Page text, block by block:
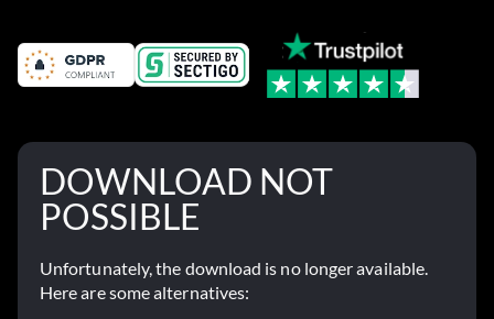
DOWNLOAD NOT
POSSIBLE
Unfortunately, the download is no longer available.
Here are some alternatives: